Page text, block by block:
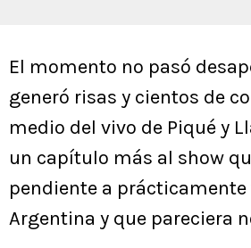
El momento no pasó
generó risas y cientos de
medio del vivo de Piqué y
un capítulo más al show
pendiente a prácticamente
Argentina y que pareciera